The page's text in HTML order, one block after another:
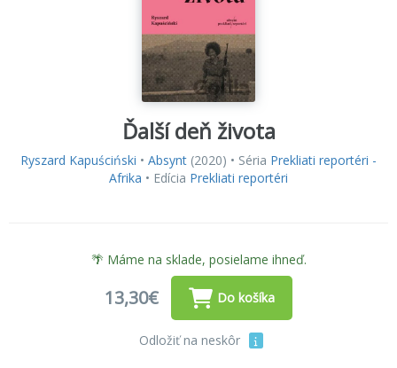
Ďalší deň života
Ryszard Kapuściński • Absynt (2020) • Séria Prekliati reportéri -
Afrika • Edícia Prekliati reportéri
🌴 Máme na sklade, posielame ihneď.
13,30€ Do košíka
Odložiť na neskôr